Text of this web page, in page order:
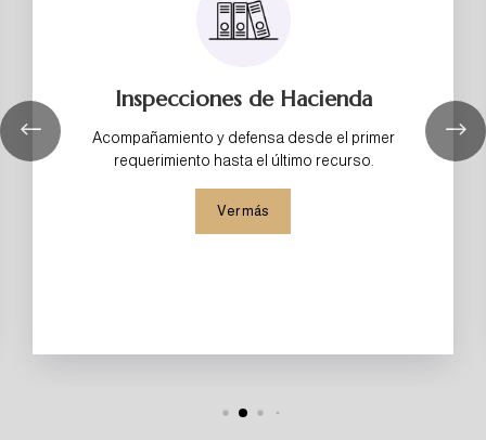
Inspecciones de Hacienda
Acompañamiento y defensa desde el primer
requerimiento hasta el último recurso.
Ver más